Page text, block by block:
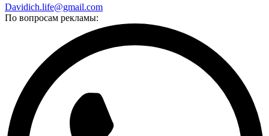
Davidich.life@gmail.com
По вопросам рекламы: